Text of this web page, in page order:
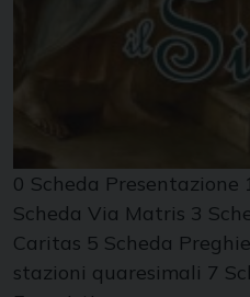
0 Scheda Presentazione
Scheda Via Matris 3
Caritas 5 Scheda
stazioni quaresimali 7